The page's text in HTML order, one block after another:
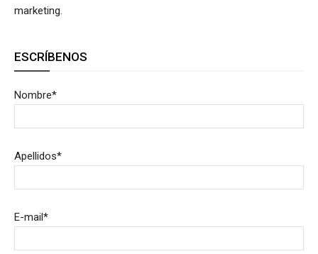
marketing.
ESCRÍBENOS
Nombre*
Apellidos*
E-mail*